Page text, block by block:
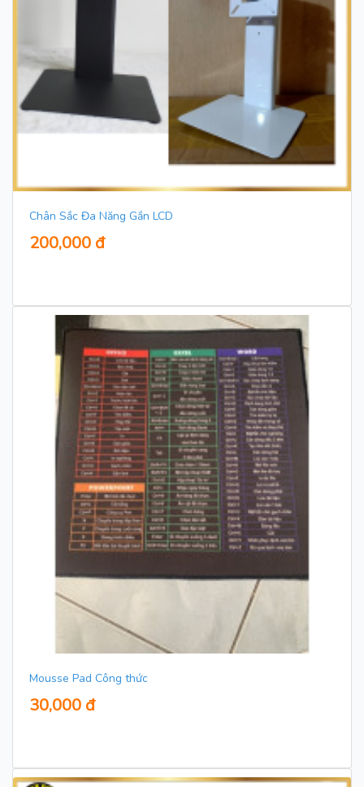
Chân Sắc Đa Năng Gắn LCD
200,000 đ
Mousse Pad Công thức
30,000 đ